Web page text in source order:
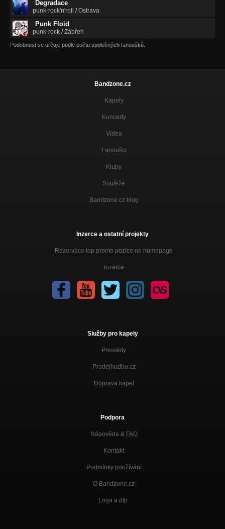
Degradace
punk-rock'n'roll /Ostrava
Punk Floid
punk-rock /Zábřeh
Podobnost se určuje podle počtu společných fanoušků.
Bandzone.cz
Kapely
Koncerty
Videa
Fanoušci
Kluby
Soutěže
Bandzone.cz blog
Inzerce a ostatní projekty
Rezervace top promo pozice na homepage
Inzerce
Služby pro kapely
Presskity
Prodejhudbu.cz
Doprava kapel
Podpora
Nápověda & FAQ
Kontakt
Podmínky používání
O Bandzone.cz
Loga a dtp.